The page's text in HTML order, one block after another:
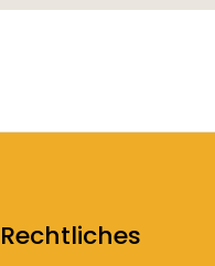
Rechtliches